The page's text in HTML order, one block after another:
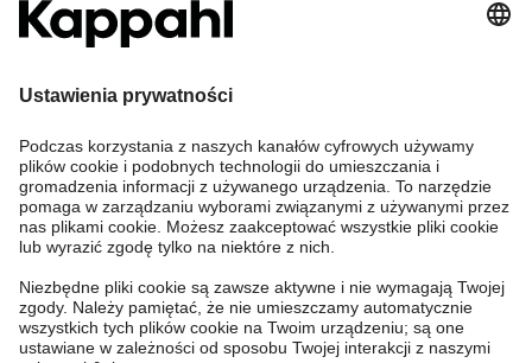
Potrzebujesz pomocy?
Sklep internetowy
Częste pytania
Twoje zamówienie
Kappahl Club
Mój profil
O nas